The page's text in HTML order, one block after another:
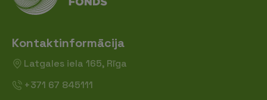
Kontaktinformācija
Latgales iela 165, Rīga
+371 67 845111